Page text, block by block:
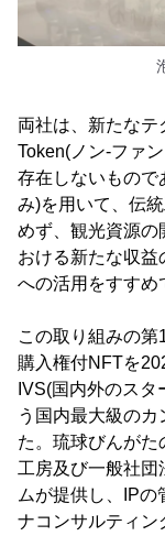
両社は、新たな
Token(ノン-ファ
存在しないもので
み)を用いて、伝
めず、観光資源の
おける新たな収益
への活用をすすめ
この取り組みの
購入権付NFTを
IVS(国内外のス
う国内最大級の
た。琉球びんがた
工房及び一般社団
ムが提供し、IP
ナコンサルティン